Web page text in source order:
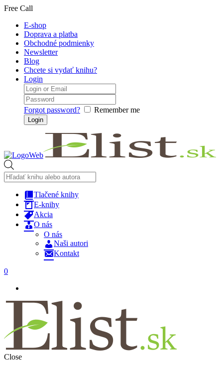
Free Call
E-shop
Doprava a platba
Obchodné podmienky
Newsletter
Blog
Chcete si vydať knihu?
Login
Forgot password? Remember me
search
Tlačené knihy
E-knihy
Akcia
O nás
O nás
Naši autori
Kontakt
0
Close